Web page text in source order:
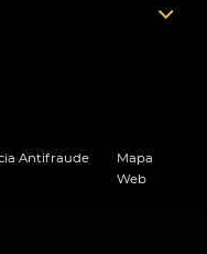
Antifraude
Mapa
Web